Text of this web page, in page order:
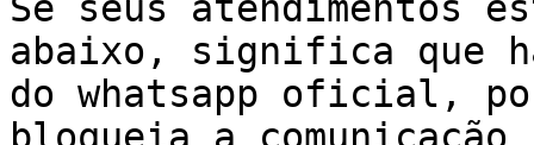
abaixo, significa que há
do whatsapp oficial,